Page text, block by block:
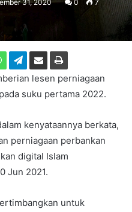
31, 2020 0 7
lesen perniagaan
suku pertama 2022.
kenyataannya berkata,
perniagaan perbankan
digital Islam
Jun 2021.
untuk